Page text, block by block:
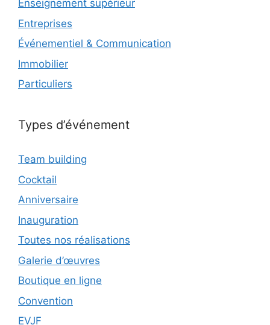
Enseignement supérieur
Entreprises
Événementiel & Communication
Immobilier
Particuliers
Types d’événement
Team building
Cocktail
Anniversaire
Inauguration
Toutes nos réalisations
Galerie d’œuvres
Boutique en ligne
Convention
EVJF